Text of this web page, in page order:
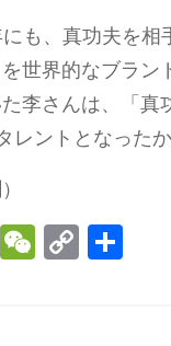
も、真功夫を
世界的なブラ
李さんは、「
レントとなった
Li
n
W
e
C
o